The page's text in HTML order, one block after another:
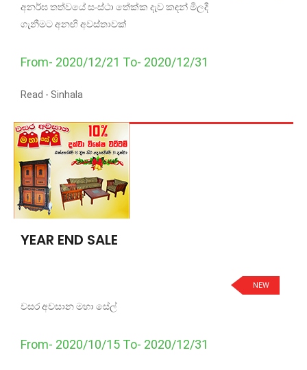
අනර්ඝ තත්වයේ සංස්ථා තේක්ක දැව කඳන් මිලදී
ගැනීමට අනඟි අවස්තාවක්
From- 2020/12/21 To- 2020/12/31
Read - Sinhala
YEAR END SALE
NEW
වසර අවසාන මහා සේල්
From- 2020/10/15 To- 2020/12/31